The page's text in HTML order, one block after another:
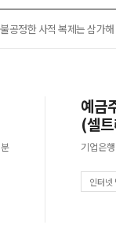
공정한 사적 복제는 삼가
예금
(셀
기업은
인터넷